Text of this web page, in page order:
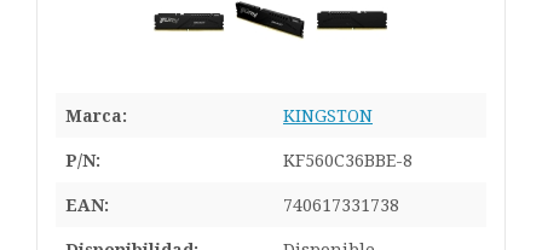
Marca: KINGSTON
P/N: KF560C36BBE-8
EAN: 740617331738